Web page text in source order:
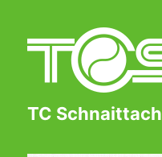
TC Schnaittach